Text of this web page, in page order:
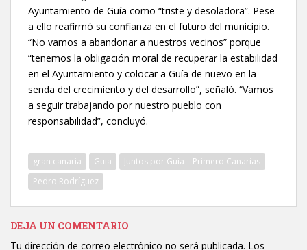
Ayuntamiento de Guía como “triste y desoladora”. Pese
a ello reafirmó su confianza en el futuro del municipio.
“No vamos a abandonar a nuestros vecinos” porque
“tenemos la obligación moral de recuperar la estabilidad
en el Ayuntamiento y colocar a Guía de nuevo en la
senda del crecimiento y del desarrollo”, señaló. “Vamos
a seguir trabajando por nuestro pueblo con
responsabilidad”, concluyó.
gran canaria Guia
Juntos por Guía – Primero Canarias
Pedro Rodríguez
DEJA UN COMENTARIO
Tu dirección de correo electrónico no será publicada. Los